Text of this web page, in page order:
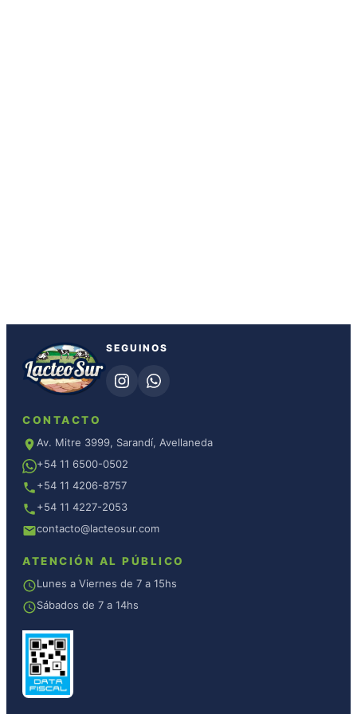
SEGUINOS
CONTACTO
Av. Mitre 3999, Sarandí, Avellaneda
+54 11 6500-0502
+54 11 4206-8757
+54 11 4227-2053
contacto@lacteosur.com
ATENCIÓN AL PÚBLICO
Lunes a Viernes de 7 a 15hs
Sábados de 7 a 14hs